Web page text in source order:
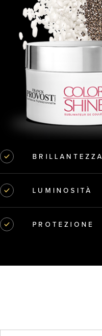
BRILLANTEZZA
LUMINOSITÀ
PROTEZIONE